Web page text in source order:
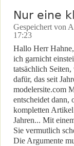
Nur eine
Gespeichert von
17:23
Hallo Herr
ich garnicht
tatsächlich
dafür, das seit
modelersite.com
entscheidet dann,
kompletten
Jahren... Mit
Sie vermutlich
Die Argumente